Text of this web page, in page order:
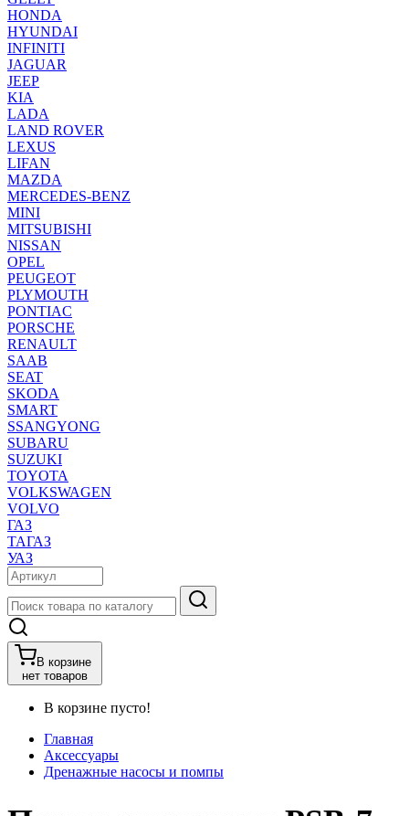
HONDA
HYUNDAI
INFINITI
JAGUAR
JEEP
KIA
LADA
LAND ROVER
LEXUS
LIFAN
MAZDA
MERCEDES-BENZ
MINI
MITSUBISHI
NISSAN
OPEL
PEUGEOT
PLYMOUTH
PONTIAC
PORSCHE
RENAULT
SAAB
SEAT
SKODA
SMART
SSANGYONG
SUBARU
SUZUKI
TOYOTA
VOLKSWAGEN
VOLVO
ГАЗ
ТАГАЗ
УАЗ
В корзине
нет товаров
В корзине пусто!
Главная
Аксессуары
Дренажные насосы и помпы